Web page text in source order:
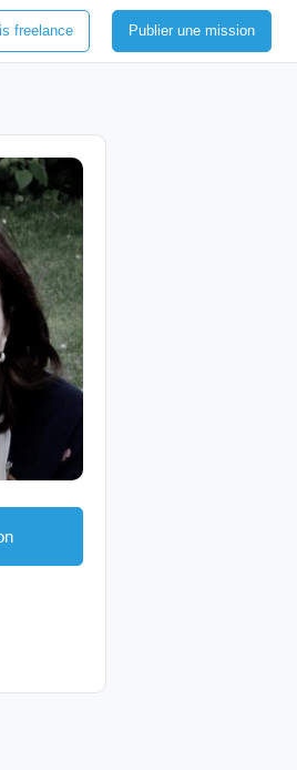
freelance Publier une mission